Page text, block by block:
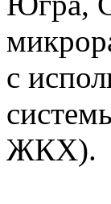
с
ЖКХ).